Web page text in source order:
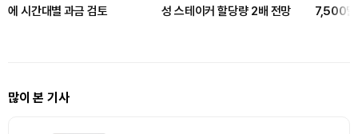
에 시간대별 과금 검토
성 스테이커 할당량 2배 전망
7,500달
많이 본 기사